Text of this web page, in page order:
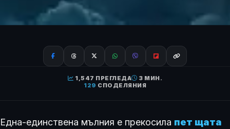
1,547 ПРЕГЛЕДА
3 МИН.
129 СПОДЕЛЯНИЯ
Една-единствена мълния е прекосила пет щата